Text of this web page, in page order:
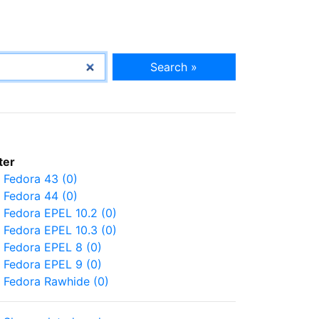
Search »
Fedora 43 (0)
Fedora 44 (0)
Fedora EPEL 10.2 (0)
Fedora EPEL 10.3 (0)
Fedora EPEL 8 (0)
Fedora EPEL 9 (0)
Fedora Rawhide (0)